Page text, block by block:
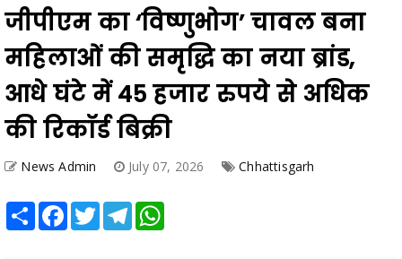
जीपीएम का ‘विष्णुभोग’ चावल बना
महिलाओं की समृद्धि का नया ब्रांड,
आधे घंटे में 45 हजार रुपये से अधिक
की रिकॉर्ड बिक्री
News Admin July 07, 2026 Chhattisgarh
Share Facebook
TwitterTelegram